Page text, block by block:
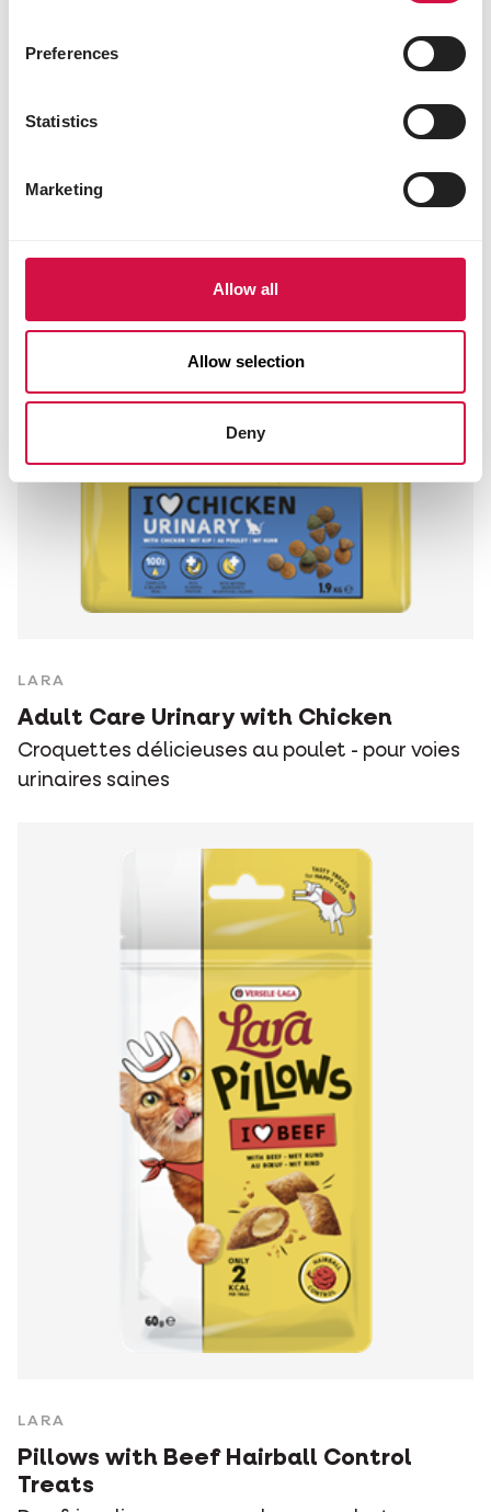
Preferences
Statistics
Marketing
Allow all
Allow selection
Deny
LARA
Adult Care Urinary with Chicken
Croquettes délicieuses au poulet - pour voies
urinaires saines
LARA
Pillows with Beef Hairball Control
Treats